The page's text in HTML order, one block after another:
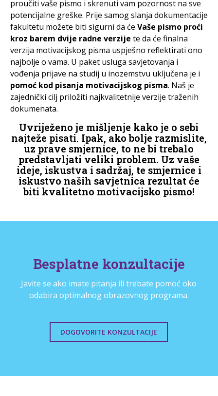
proučiti vaše pismo i skrenuti vam pozornost na sve
potencijalne greške. Prije samog slanja dokumentacije
fakultetu možete biti sigurni da će Vaše pismo proći
kroz barem dvije radne verzije te da će finalna
verzija motivacijskog pisma uspješno reflektirati ono
najbolje o vama. U paket usluga savjetovanja i
vođenja prijave na studij u inozemstvu uključena je i
pomoć kod pisanja motivacijskog pisma. Naš je
zajednički cilj priložiti najkvalitetnije verzije traženih
dokumenata.
Uvriježeno je mišljenje kako je o sebi
najteže pisati. Ipak, ako bolje razmislite,
uz prave smjernice, to ne bi trebalo
predstavljati veliki problem. Uz vaše
ideje, iskustva i sadržaj, te smjernice i
iskustvo naših savjetnica rezultat će
biti kvalitetno motivacijsko pismo!
Besplatne konzultacije
Javite se ako imate pitanja ili trebate pomoć oko
odabira optimalnog obrazovnog programa.
DOGOVORITE KONZULTACIJE